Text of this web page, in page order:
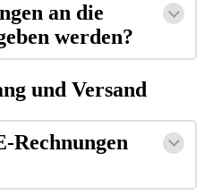
an die
werden?
und Versand
Rechnungen